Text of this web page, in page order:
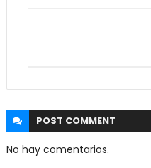
POST COMMENT
No hay comentarios.